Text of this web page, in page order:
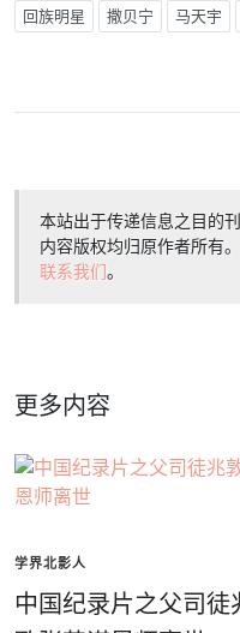
回族明星 撒贝宁 马天宇
本站出于传递信息之目的
内容版权均归原作者所有
联系我们。
更多内容
学界北影人
中国纪录片之父司